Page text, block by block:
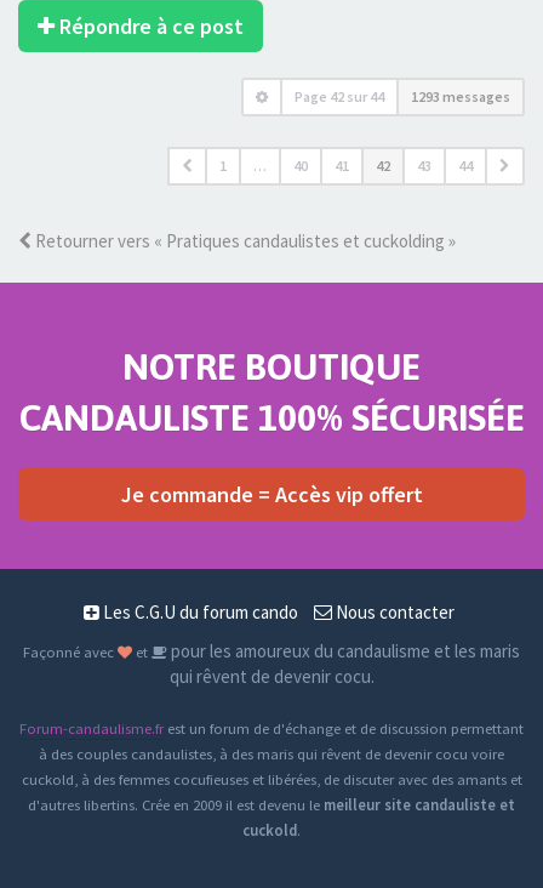
Répondre à ce post
Page 42 sur 44 1293 messages
1 … 40 41 42 43 44
Retourner vers « Pratiques candaulistes et cuckolding »
NOTRE BOUTIQUE
CANDAULISTE 100% SÉCURISÉE
Je commande = Accès vip offert
Les C.G.U du forum cando Nous contacter
Façonné avec et
pour les amoureux du candaulisme et les maris
qui rêvent de devenir cocu.
Forum-candaulisme.frest un forum de d'échange et de discussion permettant
à des couples candaulistes, à des maris qui rêvent de devenir cocu voire
cuckold, à des femmes cocufieuses et libérées, de discuter avec des amants et
d'autres libertins. Crée en 2009 il est devenu le meilleur site candauliste et
cuckold.